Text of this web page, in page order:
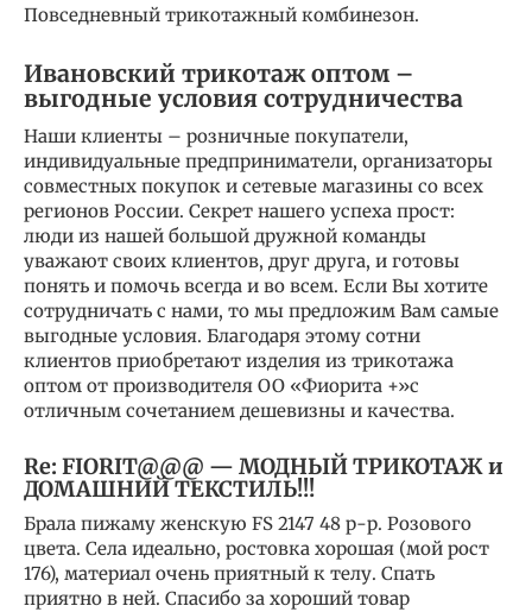
Повседневный трикотажный комбинезон.
Ивановский трикотаж оптом –
выгодные условия сотрудничества
Наши клиенты – розничные покупатели,
индивидуальные предприниматели, организаторы
совместных покупок и сетевые магазины со всех
регионов России. Секрет нашего успеха прост:
люди из нашей большой дружной команды
уважают своих клиентов, друг друга, и готовы
понять и помочь всегда и во всем. Если Вы хотите
сотрудничать с нами, то мы предложим Вам самые
выгодные условия. Благодаря этому сотни
клиентов приобретают изделия из трикотажа
оптом от производителя ОО «Фиорита +»с
отличным сочетанием дешевизны и качества.
Re: FIORIT@@@ — МОДНЫЙ ТРИКОТАЖ и
ДОМАШНИЙ ТЕКСТИЛЬ!!!
Брала пижаму женскую FS 2147 48 р-р. Розового
цвета. Села идеально, ростовка хорошая (мой рост
176), материал очень приятный к телу. Спать
приятно в ней. Спасибо за хороший товар